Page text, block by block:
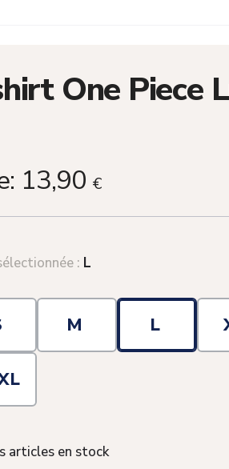
One Piece
13,90 €
: L
M L
articles en stock